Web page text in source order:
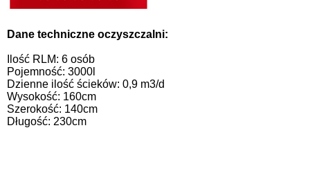
Dane techniczne oczyszczalni:
Ilość RLM: 6 osób
Pojemność: 3000l
Dzienne ilość ścieków: 0,9 m3/d
Wysokość: 160cm
Szerokość: 140cm
Długość: 230cm